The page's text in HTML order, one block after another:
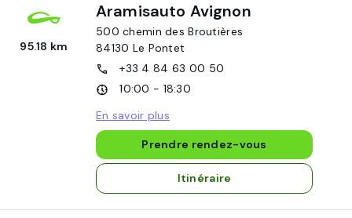
95.18 km
Aramisauto Avignon
500 chemin des Broutières
84130 Le Pontet
+33 4 84 63 00 50
10:00 - 18:30
En savoir plus
Prendre rendez-vous
Itinéraire